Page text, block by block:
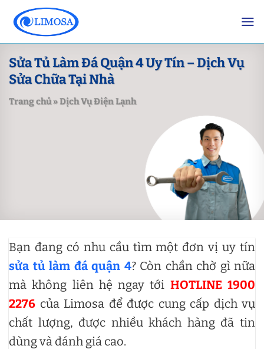
content
Sửa Tủ Làm Đá Quận 4 Uy Tín – Dịch Vụ
Sửa Chữa Tại Nhà
Trang chủ»Dịch Vụ Điện Lạnh
Bạn đang có nhu cầu tìm một đơn vị uy tín
sửa tủ làm đá quận 4? Còn chần chờ gì nữa
mà không liên hệ ngay tới HOTLINE 1900
2276 của Limosa để được cung cấp dịch vụ
chất lượng, được nhiều khách hàng đã tin
dùng và đánh giá cao.